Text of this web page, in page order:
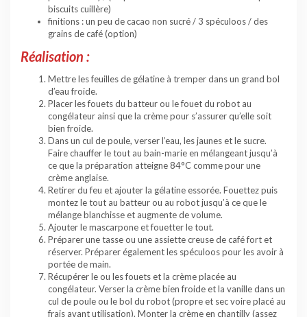
biscuits cuillère)
finitions : un peu de cacao non sucré / 3 spéculoos / des
grains de café (option)
Réalisation :
Mettre les feuilles de gélatine à tremper dans un grand bol
d’eau froide.
Placer les fouets du batteur ou le fouet du robot au
congélateur ainsi que la crème pour s’assurer qu’elle soit
bien froide.
Dans un cul de poule, verser l’eau, les jaunes et le sucre.
Faire chauffer le tout au bain-marie en mélangeant jusqu’à
ce que la préparation atteigne 84°C comme pour une
crème anglaise.
Retirer du feu et ajouter la gélatine essorée. Fouettez puis
montez le tout au batteur ou au robot jusqu’à ce que le
mélange blanchisse et augmente de volume.
Ajouter le mascarpone et fouetter le tout.
Préparer une tasse ou une assiette creuse de café fort et
réserver. Préparer également les spéculoos pour les avoir à
portée de main.
Récupérer le ou les fouets et la crème placée au
congélateur. Verser la crème bien froide et la vanille dans un
cul de poule ou le bol du robot (propre et sec voire placé au
frais avant utilisation). Monter la crème en chantilly (assez